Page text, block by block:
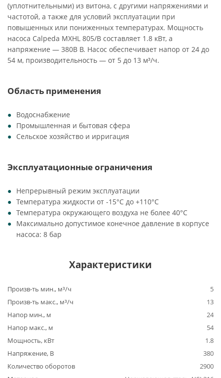
(уплотнительными) из витона, с другими напряжениями и
частотой, а также для условий эксплуатации при
повышенных или пониженных температурах. Мощность
насоса Calpeda MXHL 805/B составляет 1.8 кВт, а
напряжение — 380В В. Насос обеспечивает напор от 24 до
54 м, производительность — от 5 до 13 м³/ч.
Область применения
Водоснабжение
Промышленная и бытовая сфера
Сельское хозяйство и ирригация
Эксплуатационные ограничения
Непрерывный режим эксплуатации
Температура жидкости от -15°C до +110°C
Температура окружающего воздуха не более 40°C
Максимально допустимое конечное давление в корпусе
насоса: 8 бар
Характеристики
Произв-ть мин., м³/ч
5
Произв-ть макс., м³/ч
13
Напор мин., м
24
Напор макс., м
54
Мощность, кВт
1.8
Напряжение, В
380
Количество оборотов
2900